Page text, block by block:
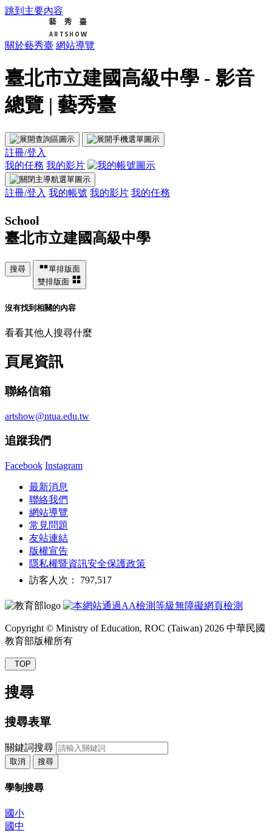
跳到主要內容
關於藝秀臺 網站導覽
臺北市立建國高級中學 - 影音
總覽 | 藝秀臺
註冊/登入
我的任務 我的影片
註冊/登入 我的帳號 我的影片 我的任務
School
臺北市立建國高級中學
搜尋
單排版面
雙排版面
沒有找到相關的內容
看看其他人搜尋什麼
頁尾資訊
聯絡信箱
artshow@ntua.edu.tw
追蹤我們
Facebook Instagram
最新消息
聯絡我們
網站導覽
常見問題
友站連結
版權宣告
隱私權暨資訊安全保護政策
訪客人次： 797,517
Copyright © Ministry of Education, ROC (Taiwan) 2026 中華民國
教育部版權所有
TOP
搜尋
搜尋表單
關鍵詞搜尋
取消 搜尋
學制搜尋
國小
國中